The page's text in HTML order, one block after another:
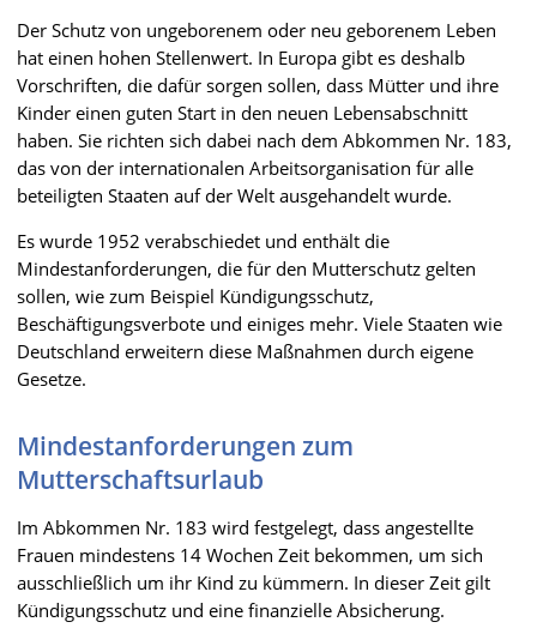
Der Schutz von ungeborenem oder neu geborenem Leben
hat einen hohen Stellenwert. In Europa gibt es deshalb
Vorschriften, die dafür sorgen sollen, dass Mütter und ihre
Kinder einen guten Start in den neuen Lebensabschnitt
haben. Sie richten sich dabei nach dem Abkommen Nr. 183,
das von der internationalen Arbeitsorganisation für alle
beteiligten Staaten auf der Welt ausgehandelt wurde.
Es wurde 1952 verabschiedet und enthält die
Mindestanforderungen, die für den Mutterschutz gelten
sollen, wie zum Beispiel Kündigungsschutz,
Beschäftigungsverbote und einiges mehr. Viele Staaten wie
Deutschland erweitern diese Maßnahmen durch eigene
Gesetze.
Mindestanforderungen zum
Mutterschaftsurlaub
Im Abkommen Nr. 183 wird festgelegt, dass angestellte
Frauen mindestens 14 Wochen Zeit bekommen, um sich
ausschließlich um ihr Kind zu kümmern. In dieser Zeit gilt
Kündigungsschutz und eine finanzielle Absicherung.